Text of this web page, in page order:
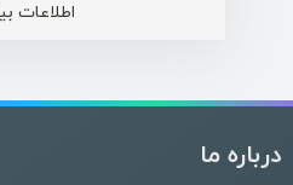
اطلاعات
درباره ما